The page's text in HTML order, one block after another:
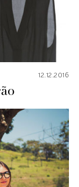
12.12.2016